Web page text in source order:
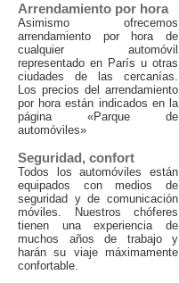
Arrendamiento por hora
Asimismo ofrecemos
arrendamiento por hora de
cualquier automóvil
representado en París u otras
ciudades de las cercanías.
Los precios del arrendamiento
por hora están indicados en la
página «Parque de
automóviles»
Seguridad, confort
Todos los automóviles están
equipados con medios de
seguridad y de comunicación
móviles. Nuestros chóferes
tienen una experiencia de
muchos años de trabajo y
harán su viaje máximamente
confortable.